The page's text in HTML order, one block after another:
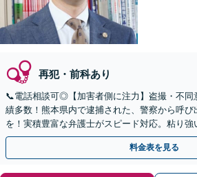
再犯・前科あり
📞電話相談可◎【加害者側に注力】盗撮・不同
績多数！熊本県内で逮捕された、警察から呼
を！実積豊富な弁護士がスピード対応。粘り強
な身柄解放に向け尽力【事務所の相談年間200
料金表を見る